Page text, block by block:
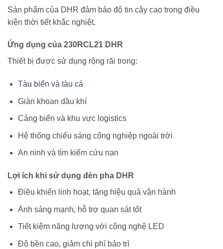
Sản phẩm của DHR đảm bảo độ tin cậy cao trong điều
kiện thời tiết khắc nghiệt.
Ứng dụng của 230RCL21 DHR
Thiết bị được sử dụng rộng rãi trong:
Tàu biển và tàu cá
Giàn khoan dầu khí
Cảng biển và khu vực logistics
Hệ thống chiếu sáng công nghiệp ngoài trời
An ninh và tìm kiếm cứu nạn
Lợi ích khi sử dụng đèn pha DHR
Điều khiển linh hoạt, tăng hiệu quả vận hành
Ánh sáng mạnh, hỗ trợ quan sát tốt
Tiết kiệm năng lượng với công nghệ LED
Độ bền cao, giảm chi phí bảo trì